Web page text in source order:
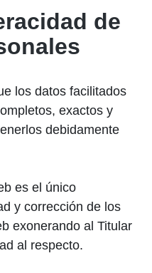
de
los datos facilitados
exactos y
debidamente
es el único
y corrección de los
exonerando al Titular
al respecto.